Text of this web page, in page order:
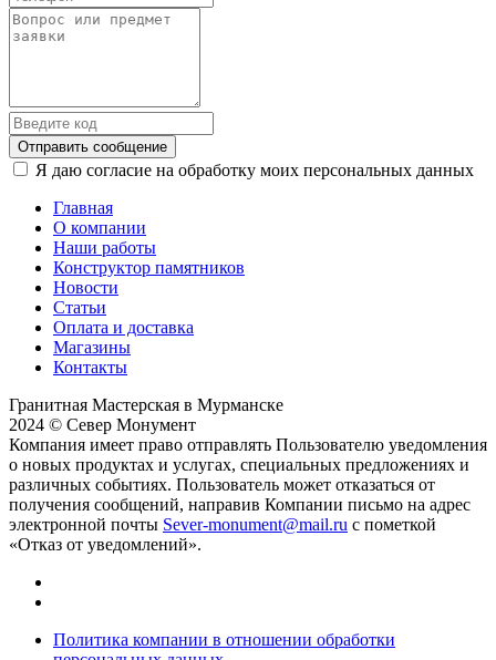
Отправить сообщение
Я даю согласие на обработку моих персональных данных
Главная
О компании
Наши работы
Конструктор памятников
Новости
Статьи
Оплата и доставка
Магазины
Контакты
Гранитная Мастерская в Мурманске
2024 © Север Монумент
Компания имеет право отправлять Пользователю уведомления
о новых продуктах и услугах, специальных предложениях и
различных событиях. Пользователь может отказаться от
получения сообщений, направив Компании письмо на адрес
электронной почты Sever-monument@mail.ru с пометкой
«Отказ от уведомлений».
Политика компании в отношении обработки